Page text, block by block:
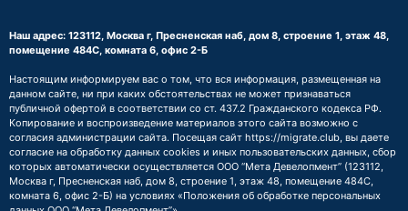
Наш адрес: 123112, Москва г, Пресненская наб, дом 8, строение 1, этаж 48,
помещение 484С, комната 6, офис 2-Б
Настоящим информируем вас о том, что вся информация, размещенная на
данном сайте, ни при каких обстоятельствах не может признаваться
публичной офертой в соответствии со ст. 437.2 Гражданского кодекса РФ.
Копирование и воспроизведение материалов этого сайта возможно с
согласия администрации сайта. Посещая сайт https://migrate.club, вы даете
согласие на обработку данных cookies и иных пользовательских данных, сбор
которых автоматически осуществляется ООО “Мета Девелопмент” (123112,
Москва г, Пресненская наб, дом 8, строение 1, этаж 48, помещение 484С,
комната 6, офис 2-Б) на условиях «Положения об обработке персональных